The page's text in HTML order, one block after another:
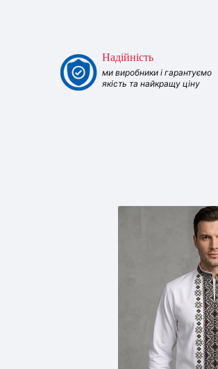
Надійність
ми виробники і гарантуємо
якість та найкращу ціну